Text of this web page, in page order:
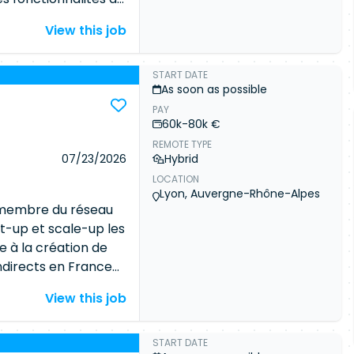
que des services
collaboration
afin de fournir des
Principales
et
et aux
le Tech Lead
les bonnes
native et de
et
avecNode.js
Intégrer les
View this job
07/23/2026
du réseau
up et scale-up les
à la création de
en France
et
avec un
View this job
START DATE
As soon as possible
PAY
60k-80k €
REMOTE TYPE
Hybrid
LOCATION
Lyon, Auvergne-Rhône-Alpes
START DATE